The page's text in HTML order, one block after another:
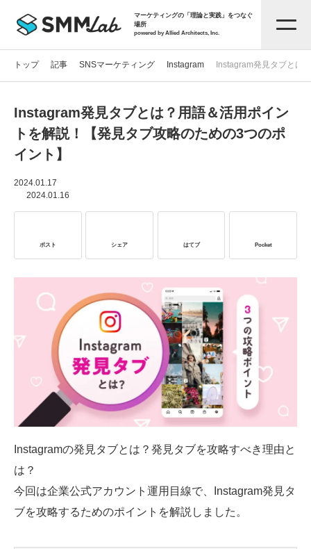
マーケティングの「理論と実践」をつなぐ
場所
powered by Allied Architects, Inc.
記事一覧
お役立ち資料
サービス資料
SMMLabについて
トップ 記事 SNSマーケティング Instagram Instagram発見タブとは
Instagram発見タブとは？用語＆活用ポイン
トを解説！【発見タブ攻略のための3つのポ
イント】
2024.01.17
2024.01.16
ポスト シェア はてブ Pocket
Instagramの発見タブとは？発見タブを攻略すべき理由と
は？
今回は企業公式アカウント運用目線で、Instagram発見タ
ブを攻略するためのポイントを解説しました。